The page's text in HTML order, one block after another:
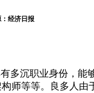
经济日报
沉职业身份，能
师等等。良多人